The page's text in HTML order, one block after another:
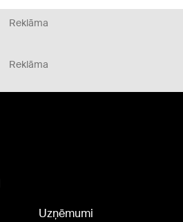
Reklāma
Reklāma
Uzņēmumi